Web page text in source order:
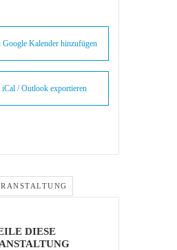
Google Kalender hinzufügen
iCal / Outlook exportieren
DIESE